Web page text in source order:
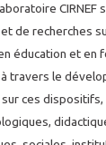
CIRNEF
de recherches
éducation et en
travers le
ces